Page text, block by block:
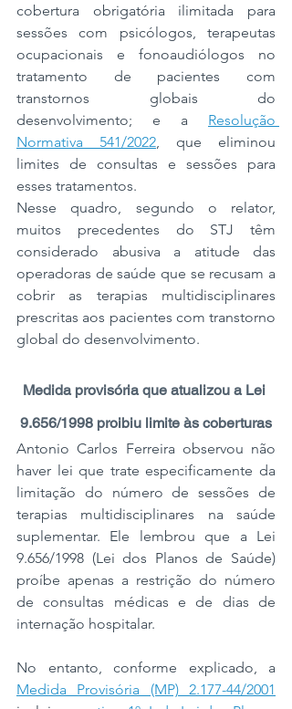
cobertura obrigatória ilimitada para
sessões com psicólogos, terapeutas
ocupacionais e fonoaudiólogos no
tratamento de pacientes com
transtornos globais do
desenvolvimento; e a Resolução
Normativa 541/2022, que eliminou
limites de consultas e sessões para
esses tratamentos.
Nesse quadro, segundo o relator,
muitos precedentes do STJ têm
considerado abusiva a atitude das
operadoras de saúde que se recusam a
cobrir as terapias multidisciplinares
prescritas aos pacientes com transtorno
global do desenvolvimento.
Medida provisória que atualizou a Lei
9.656/1998 proibiu limite às coberturas
Antonio Carlos Ferreira observou não
haver lei que trate especificamente da
limitação do número de sessões de
terapias multidisciplinares na saúde
suplementar. Ele lembrou que a Lei
9.656/1998 (Lei dos Planos de Saúde)
proíbe apenas a restrição do número
de consultas médicas e de dias de
internação hospitalar.
Medida Provisória (MP) 2.177-44/2001